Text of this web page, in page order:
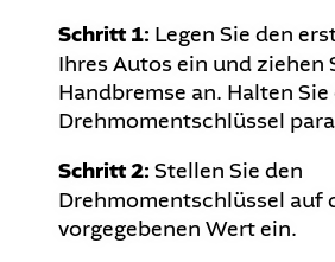
Schritt 1: Legen Sie den
Ihres Autos ein und ziehen
Handbremse an. Halten Sie
Drehmomentschlüssel
Schritt 2: Stellen Sie den
Drehmomentschlüssel auf
vorgegebenen Wert ein.